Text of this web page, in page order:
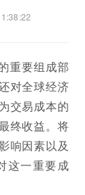
重要组成部
对全球经济
交易成本的
终收益。将
响因素以及
这一重要成